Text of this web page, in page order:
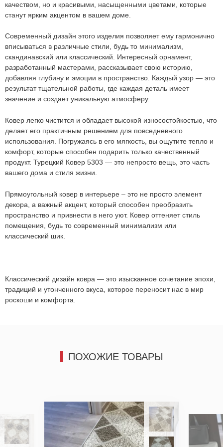
качеством, но и красивыми, насыщенными цветами, которые
станут ярким акцентом в вашем доме.
Современный дизайн этого изделия позволяет ему гармонично
вписываться в различные стили, будь то минимализм,
скандинавский или классический. Интересный орнамент,
разработанный мастерами, рассказывает свою историю,
добавляя глубину и эмоции в пространство. Каждый узор — это
результат тщательной работы, где каждая деталь имеет
значение и создает уникальную атмосферу.
Ковер легко чистится и обладает высокой износостойкостью, что
делает его практичным решением для повседневного
использования. Погружаясь в его мягкость, вы ощутите тепло и
комфорт, которые способен подарить только качественный
продукт. Турецкий Ковер 5303 — это непросто вещь, это часть
вашего дома и стиля жизни.
Прямоугольный ковер в интерьере – это не просто элемент
декора, а важный акцент, который способен преобразить
пространство и привнести в него уют. Ковер оттеняет стиль
помещения, будь то современный минимализм или
классический шик.
Классический дизайн ковра — это изысканное сочетание эпохи,
традиций и утонченного вкуса, которое переносит нас в мир
роскоши и комфорта.
ПОХОЖИЕ ТОВАРЫ
Оформитьзаказ!
- +
89.6руб.
Мы не передадим ваш телефон третьим лицам, только
позвоним и подробно проконсультируем по всем вопросам,
которые действительно для Вас важны.